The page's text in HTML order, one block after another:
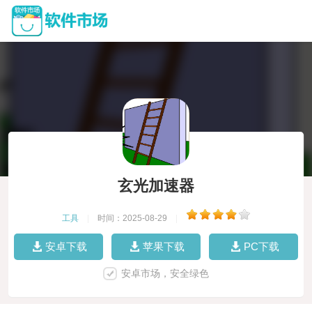
玄光加速器
工具 时间：2025-08-29
安卓下载 苹果下载 PC下载
安卓市场，安全绿色